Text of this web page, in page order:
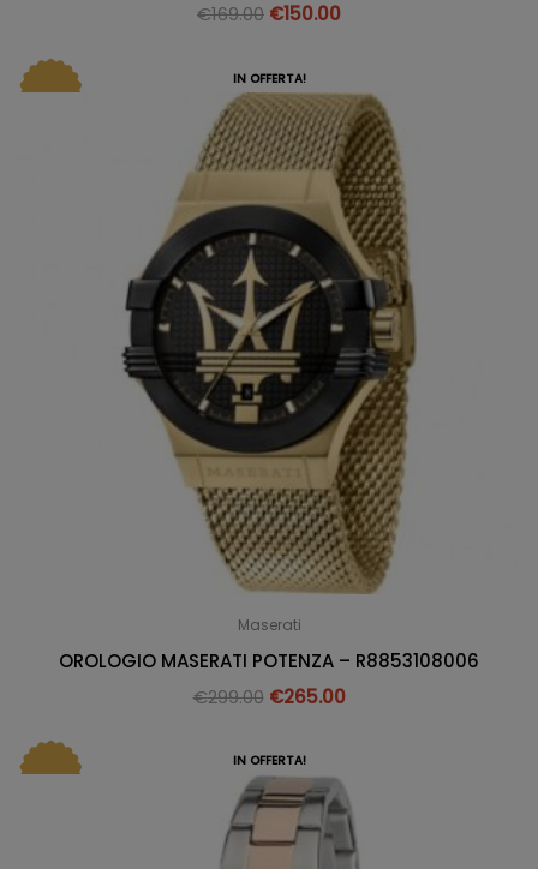
€169.00 €150.00
IN OFFERTA!
Maserati
OROLOGIO MASERATI POTENZA – R8853108006
€299.00 €265.00
IN OFFERTA!